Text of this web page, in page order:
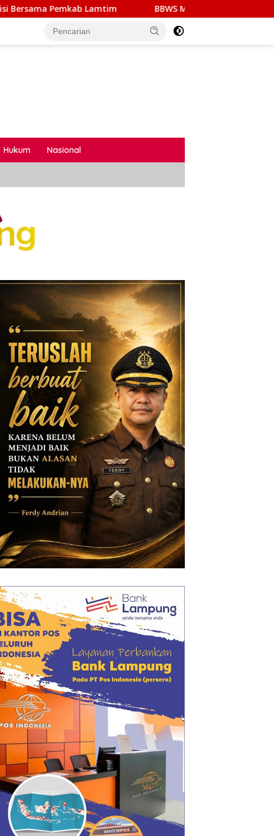
BBWS Mesuji Sekampung Tegaskan Pembangunan
Hukum Nasional